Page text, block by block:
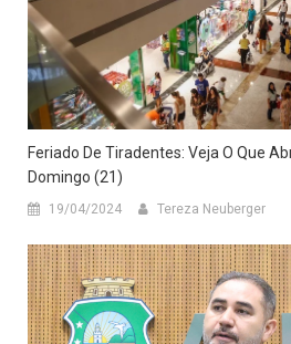
Feriado De Tiradentes: Veja O Que
Domingo (21)
19/04/2024 Tereza Neuberger